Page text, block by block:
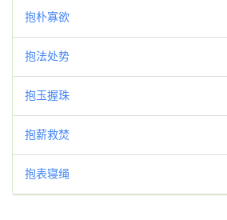
抱朴寡欲
抱法处势
抱玉握珠
抱薪救焚
抱表寝绳